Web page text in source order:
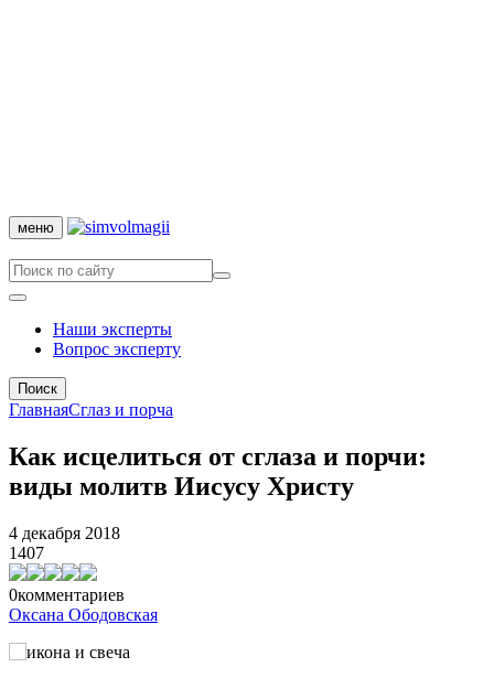
меню
Наши эксперты
Вопрос эксперту
Поиск
ГлавнаяСглаз и порча
Как исцелиться от сглаза и порчи:
виды молитв Иисусу Христу
4 декабря 2018
1407
0комментариев
Оксана Ободовская